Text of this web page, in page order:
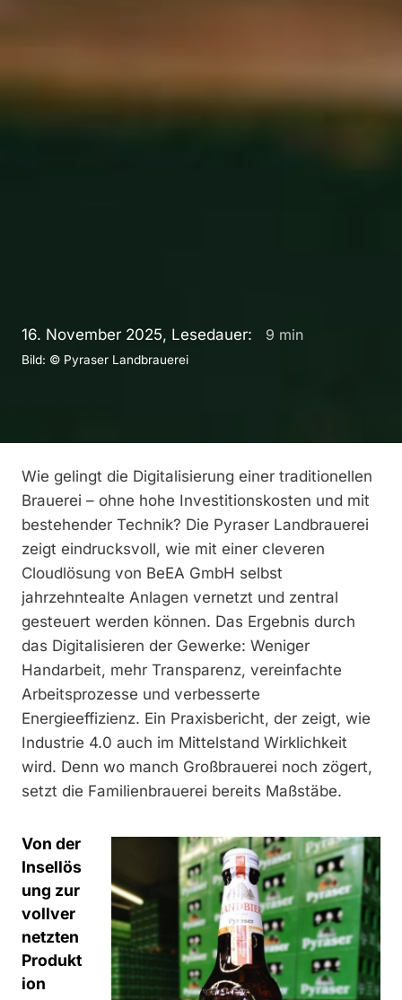
16. November 2025, Lesedauer: 9 min
Bild: © Pyraser Landbrauerei
Wie gelingt die Digitalisierung einer traditionellen
Brauerei – ohne hohe Investitionskosten und mit
bestehender Technik? Die Pyraser Landbrauerei
zeigt eindrucksvoll, wie mit einer cleveren
Cloudlösung von BeEA GmbH selbst
jahrzehntealte Anlagen vernetzt und zentral
gesteuert werden können. Das Ergebnis durch
das Digitalisieren der Gewerke: Weniger
Handarbeit, mehr Transparenz, vereinfachte
Arbeitsprozesse und verbesserte
Energieeffizienz. Ein Praxisbericht, der zeigt, wie
Industrie 4.0 auch im Mittelstand Wirklichkeit
wird. Denn wo manch Großbrauerei noch zögert,
setzt die Familienbrauerei bereits Maßstäbe.
Von der
Insellös
ung zur
vollver
netzten
Produkt
ion